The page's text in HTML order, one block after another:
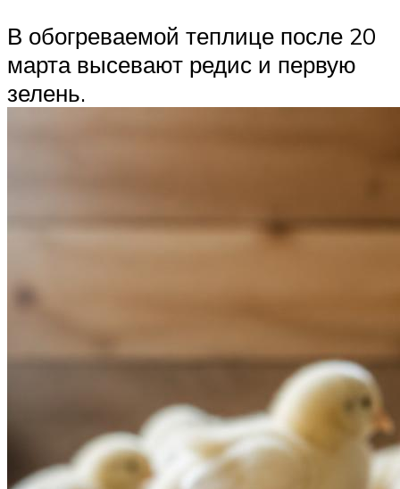
В обогреваемой теплице после 20
марта высевают редис и первую
зелень.